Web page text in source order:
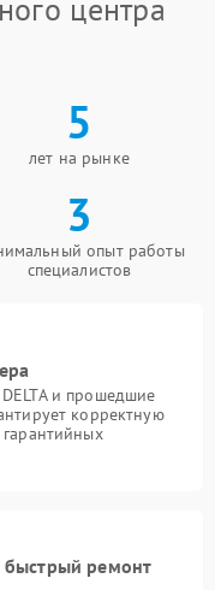
центра
5
лет на рынке
3
опыт работы
специалистов
и прошедшие
корректную
быстрый ремонт